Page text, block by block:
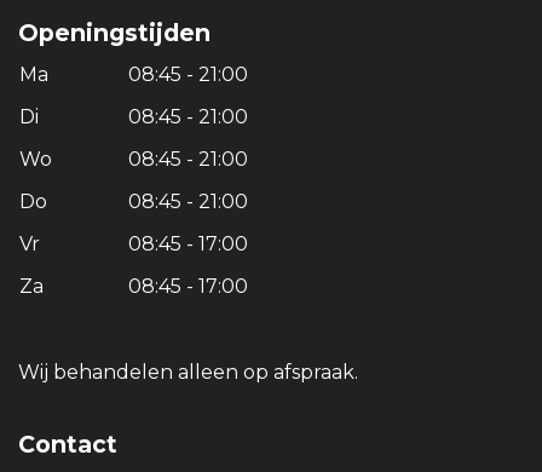
Openingstijden
Ma
08:45 - 21:00
Di
08:45 - 21:00
Wo
08:45 - 21:00
Do
08:45 - 21:00
Vr
08:45 - 17:00
Za
08:45 - 17:00
Wij behandelen alleen op afspraak.
Contact